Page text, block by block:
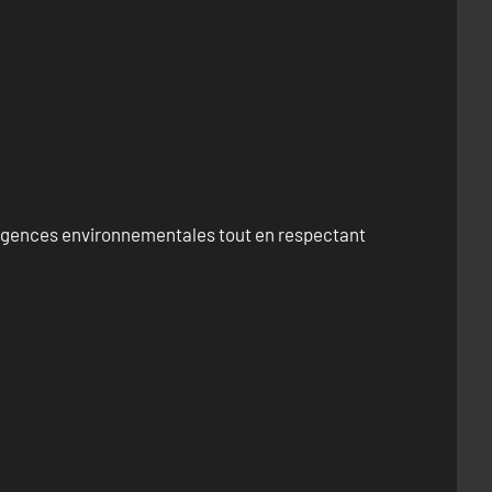
environnementales tout en respectant